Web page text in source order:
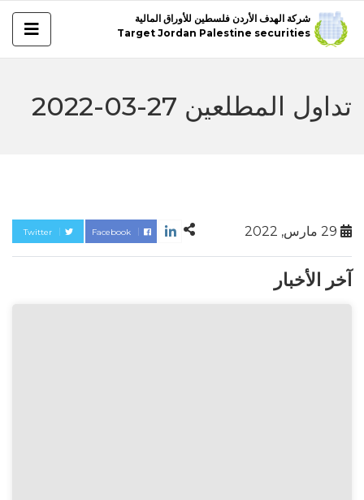
شركة الهدف الأردن فلسطين للأوراق المالية
Target Jordan Palestine securities
تداول المطلعين 27-03-2022
Twitter Facebook
آخر الأخبار